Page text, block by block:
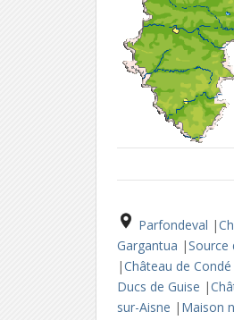
Parfondeval |
Gargantua |Source
|Château de Condé
Ducs de Guise |
sur-Aisne | Maison